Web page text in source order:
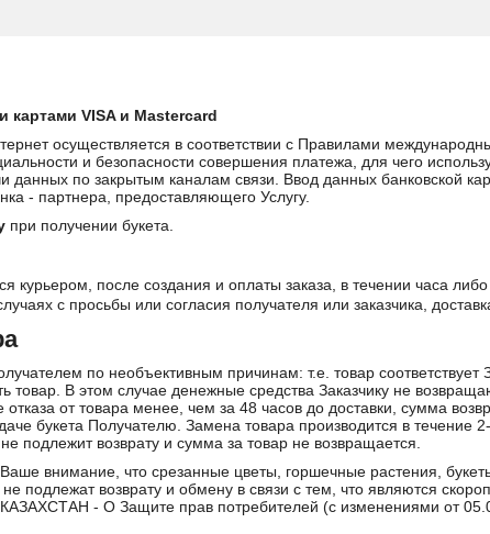
картами VISA и Mastercard
осуществляется в соответствии с Правилами
и безопасности совершения платежа, для чего
данных по закрытым каналам связи. Ввод данных банковской
- партнера, предоставляющего Услугу.
при получении букета.
курьером, после создания и оплаты заказа, в течении часа
с просьбы или согласия получателя или заказчика,
по необъективным причинам: т.е. товар соответствует
товар. В этом случае денежные средства Заказчику не
отказа от товара менее, чем за 48 часов до доставки, сумма
букета Получателю. Замена товара производится в течение
подлежит возврату и сумма за товар не возвращается.
внимание, что срезанные цветы, горшечные растения,
подлежат возврату и обмену в связи с тем, что являются
- О Защите прав потребителей (с изменениями от